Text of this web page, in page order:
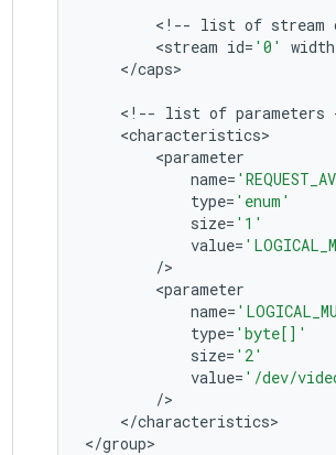
< !-- list of stream
<stream id= '0' width
</caps>
< !-- list of parameters
<characteristics
<parameter
name=
type= 'enum'
size= '1'
value=
/
<parameter
name=
type= 'byte[]'
size= '2'
value= '/dev/
/
</characteristics>
</group>